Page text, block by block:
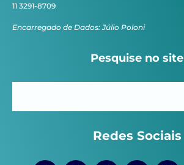
11 3291-8709
Encarregado de Dados: Júlio Poloni
Pesquise no site
Redes Sociais